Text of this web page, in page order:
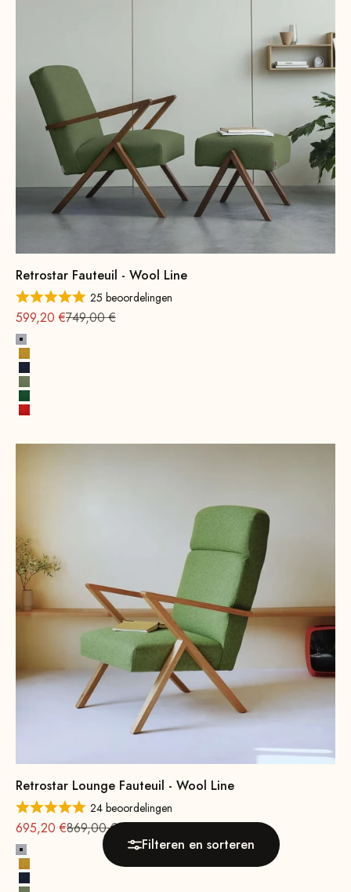
Filteren en sorteren
Retrostar Fauteuil - Wool Line
25 beoordelingen
Aanbieding vanaf
599,20 €Normale
749,00 €
Steengrijs
Mosterdgeel
Inktblauw
Lentegroen
Bladgroen
Vuurrood
Retrostar Lounge Fauteuil - Wool Line
24 beoordelingen
Aanbieding vanaf
695,20 €Normale
869,00 €
Steengrijs
Mosterdgeel
Inktblauw